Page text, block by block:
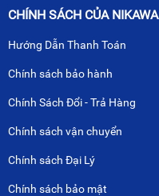
CHÍNH SÁCH CỦA NIKAWA
Hướng Dẫn Thanh Toán
Chính sách bảo hành
Chính Sách Đổi - Trả Hàng
Chính sách vận chuyển
Chính sách Đại Lý
Chính sách bảo mật